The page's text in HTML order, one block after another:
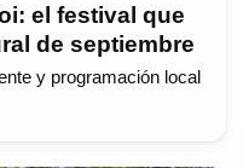
el festival que
de septiembre
y programación local